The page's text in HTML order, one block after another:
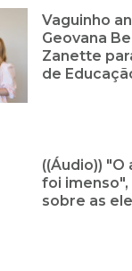
Vaguinho
Geovana
Zanette
de
((Áudio))
foi imenso",
sobre as